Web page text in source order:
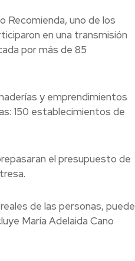
Recomienda, uno de los
en una transmisión
por más de 85
y emprendimientos
150 establecimientos de
el presupuesto de
de las personas, puede
María Adelaida Cano